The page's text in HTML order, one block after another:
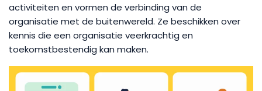
activiteiten en vormen de verbinding van de
organisatie met de buitenwereld. Ze beschikken over
kennis die een organisatie veerkrachtig en
toekomstbestendig kan maken.